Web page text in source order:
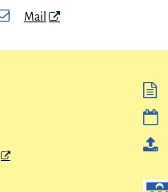
Mail


